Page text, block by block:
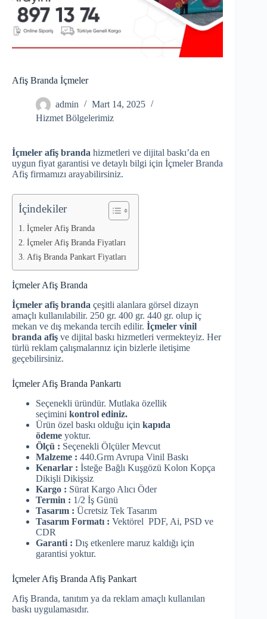
Afiş Branda İçmeler
admin
Mart 14, 2025
Hizmet Bölgelerimiz
İçmeler afiş branda hizmetleri ve dijital baskı’da en
uygun fiyat garantisi ve detaylı bilgi için İçmeler Branda
Afiş firmamızı arayabilirsiniz.
İçindekiler
İçmeler Afiş Branda
İçmeler Afiş Branda Fiyatları
Afiş Branda Pankart Fiyatları
İçmeler Afiş Branda
İçmeler afiş branda çeşitli alanlara görsel dizayn
amaçlı kullanılabilir. 250 gr. 400 gr. 440 gr. olup iç
mekan ve dış mekanda tercih edilir. İçmeler vinil
branda afiş ve dijital baskı hizmetleri vermekteyiz. Her
türlü reklam çalışmalarınız için bizlerle iletişime
geçebilirsiniz.
İçmeler Afiş Branda Pankartı
Seçenekli üründür. Mutlaka özellik
seçimini kontrol ediniz.
Ürün özel baskı olduğu için kapıda
ödeme yoktur.
Ölçü : Seçenekli Ölçüler Mevcut
Malzeme : 440.Grm Avrupa Vinil Baskı
Kenarlar : İsteğe Bağlı Kuşgözü Kolon Kopça
Dikişli Dikişsiz
Kargo : Sürat Kargo Alıcı Öder
Termin : 1/2 İş Günü
Tasarım : Ücretsiz Tek Tasarım
Tasarım Formatı : Vektörel PDF, Ai, PSD ve
CDR
Garanti : Dış etkenlere maruz kaldığı için
garantisi yoktur.
İçmeler Afiş Branda Afiş Pankart
Afiş Branda, tanıtım ya da reklam amaçlı kullanılan
baskı uygulamasıdır.